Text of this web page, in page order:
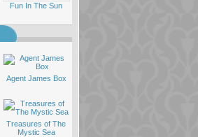
Fun In The Sun
Agent James Box
Treasures of The
Mystic Sea